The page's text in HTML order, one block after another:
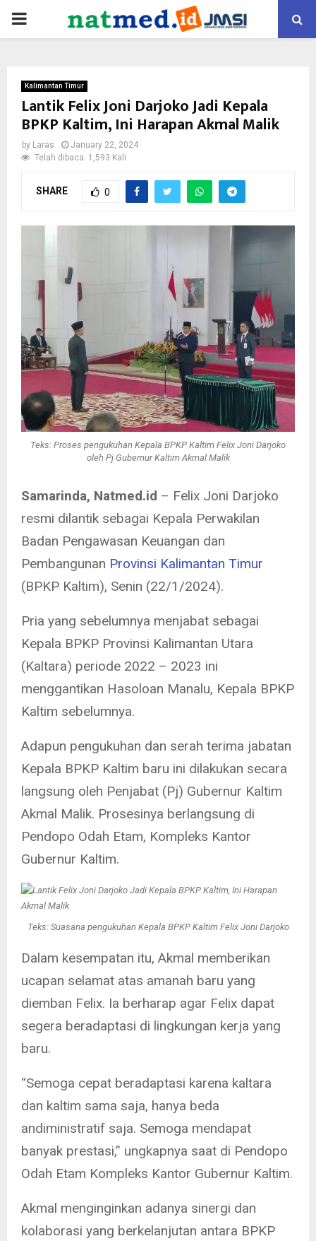
PRIMARY
Kalimantan Timur
Lantik Felix Joni Darjoko Jadi Kepala
BPKP Kaltim, Ini Harapan Akmal Malik
by Laras
January 22, 2024
Telah dibaca: 1,593 Kali
SHARE 0
Teks: Proses pengukuhan Kepala BPKP Kaltim Felix Joni Darjoko
oleh Pj Gubernur Kaltim Akmal Malik
Samarinda, Natmed.id – Felix Joni Darjoko
resmi dilantik sebagai Kepala Perwakilan
Badan Pengawasan Keuangan dan
Pembangunan Provinsi Kalimantan Timur
(BPKP Kaltim), Senin (22/1/2024).
Pria yang sebelumnya menjabat sebagai
Kepala BPKP Provinsi Kalimantan Utara
(Kaltara) periode 2022 – 2023 ini
menggantikan Hasoloan Manalu, Kepala BPKP
Kaltim sebelumnya.
Adapun pengukuhan dan serah terima jabatan
Kepala BPKP Kaltim baru ini dilakukan secara
langsung oleh Penjabat (Pj) Gubernur Kaltim
Akmal Malik. Prosesinya berlangsung di
Pendopo Odah Etam, Kompleks Kantor
Gubernur Kaltim.
Teks: Suasana pengukuhan Kepala BPKP Kaltim Felix Joni Darjoko
Dalam kesempatan itu, Akmal memberikan
ucapan selamat atas amanah baru yang
diemban Felix. Ia berharap agar Felix dapat
segera beradaptasi di lingkungan kerja yang
baru.
“Semoga cepat beradaptasi karena kaltara
dan kaltim sama saja, hanya beda
andiministratif saja. Semoga mendapat
banyak prestasi,” ungkapnya saat di Pendopo
Odah Etam Kompleks Kantor Gubernur Kaltim.
Akmal menginginkan adanya sinergi dan
kolaborasi yang berkelanjutan antara BPKP